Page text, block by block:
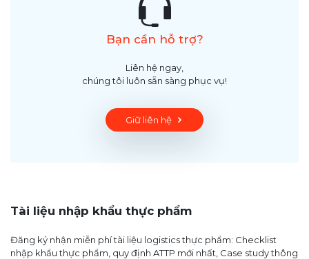
Bạn cần hỗ trợ?
Liên hệ ngay,
chúng tôi luôn sẵn sàng phục vụ!
Giữ liên hệ
Tài liệu nhập khẩu thực phẩm
Đăng ký nhận miễn phí tài liệu logistics thực phẩm: Checklist
nhập khẩu thực phẩm, quy định ATTP mới nhất, Case study thông